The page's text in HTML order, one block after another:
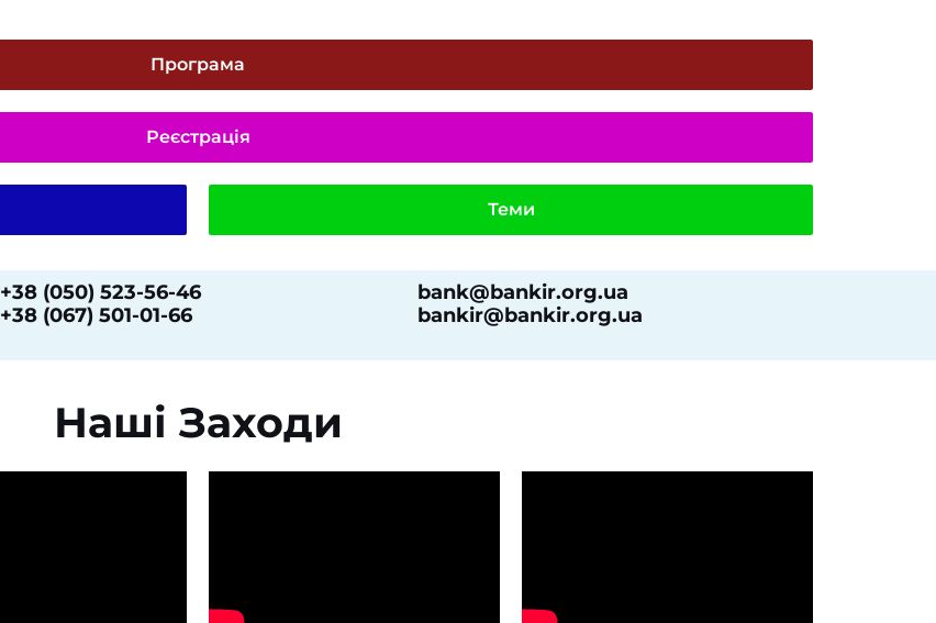
Програма
Реєстрація
Теми
+38 (050) 523-56-46
+38 (067) 501-01-66
bank@bankir.org.ua
bankir@bankir.org.ua
Наші Заходи​